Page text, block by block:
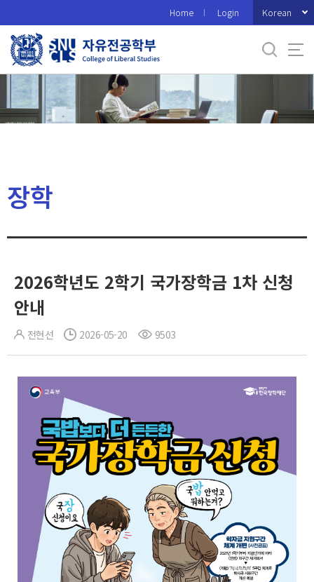
로
메
Home Login Korean
장학
2026학년도 2학기 국가장학금 1차 신청
안내
전현선 2026-05-20 9503